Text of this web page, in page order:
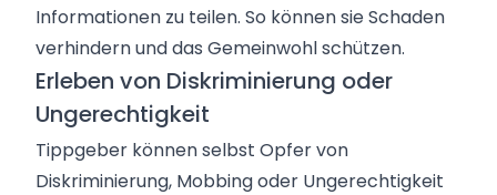
Informationen zu teilen. So können sie Schaden
verhindern und das Gemeinwohl schützen.
Erleben von Diskriminierung oder
Ungerechtigkeit
Tippgeber können selbst Opfer von
Diskriminierung, Mobbing oder Ungerechtigkeit